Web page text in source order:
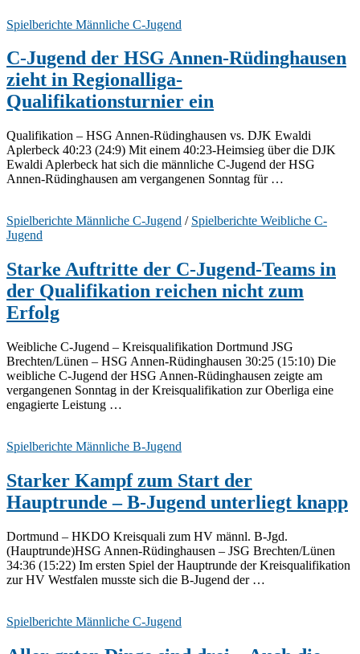
Spielberichte Männliche C-Jugend
C-Jugend der HSG Annen-Rüdinghausen
zieht in Regionalliga-
Qualifikationsturnier ein
Qualifikation – HSG Annen-Rüdinghausen vs. DJK Ewaldi
Aplerbeck 40:23 (24:9) Mit einem 40:23-Heimsieg über die DJK
Ewaldi Aplerbeck hat sich die männliche C-Jugend der HSG
Annen-Rüdinghausen am vergangenen Sonntag für …
Spielberichte Männliche C-Jugend / Spielberichte Weibliche C-
Jugend
Starke Auftritte der C-Jugend-Teams in
der Qualifikation reichen nicht zum
Erfolg
Weibliche C-Jugend – Kreisqualifikation Dortmund JSG
Brechten/Lünen – HSG Annen-Rüdinghausen 30:25 (15:10) Die
weibliche C-Jugend der HSG Annen-Rüdinghausen zeigte am
vergangenen Sonntag in der Kreisqualifikation zur Oberliga eine
engagierte Leistung …
Spielberichte Männliche B-Jugend
Starker Kampf zum Start der
Hauptrunde – B-Jugend unterliegt knapp
Dortmund – HKDO Kreisquali zum HV männl. B-Jgd.
(Hauptrunde)HSG Annen-Rüdinghausen – JSG Brechten/Lünen
34:36 (15:22) Im ersten Spiel der Hauptrunde der Kreisqualifikation
zur HV Westfalen musste sich die B-Jugend der …
Spielberichte Männliche C-Jugend